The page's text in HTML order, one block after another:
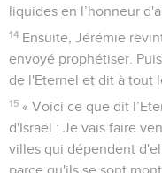
liquides en l’honneur
14 Ensuite, Jérémie
envoyé prophétiser.
de l'Eternel et dit à tout
15 « Voici ce que dit
d'Israël : Je vais faire
villes qui dépendent
parce qu'ils se sont